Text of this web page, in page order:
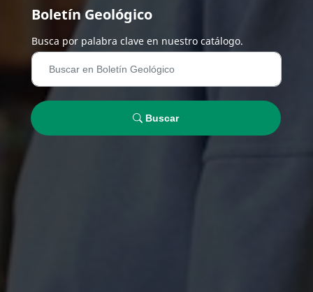
Boletín Geológico
Busca por palabra clave en nuestro catálogo.
Buscar